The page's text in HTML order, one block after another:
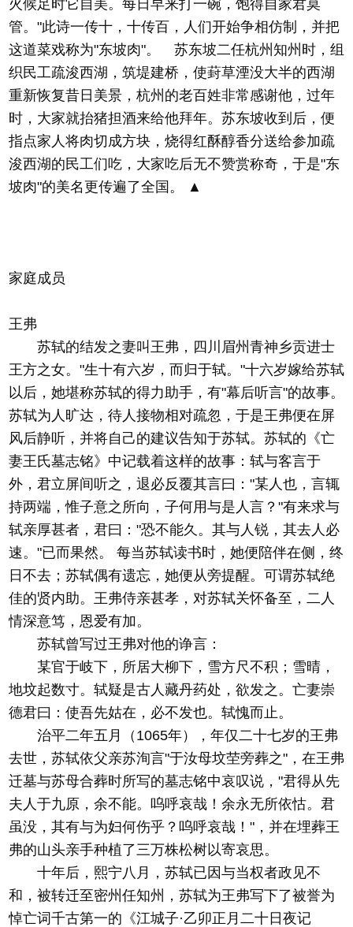
火候足时它自美。每日早来打一碗，饱得自家君莫
管。"此诗一传十，十传百，人们开始争相仿制，并把
这道菜戏称为"东坡肉"。 苏东坡二任杭州知州时，组
织民工疏浚西湖，筑堤建桥，使葑草湮没大半的西湖
重新恢复昔日美景，杭州的老百姓非常感谢他，过年
时，大家就抬猪担酒来给他拜年。苏东坡收到后，便
指点家人将肉切成方块，烧得红酥醇香分送给参加疏
浚西湖的民工们吃，大家吃后无不赞赏称奇，于是"东
坡肉"的美名更传遍了全国。 ▲
家庭成员
王弗
苏轼的结发之妻叫王弗，四川眉州青神乡贡进士
王方之女。"生十有六岁，而归于轼。"十六岁嫁给苏轼
以后，她堪称苏轼的得力助手，有"幕后听言"的故事。
苏轼为人旷达，待人接物相对疏忽，于是王弗便在屏
风后静听，并将自己的建议告知于苏轼。苏轼的《亡
妻王氏墓志铭》中记载着这样的故事：轼与客言于
外，君立屏间听之，退必反覆其言曰："某人也，言辄
持两端，惟子意之所向，子何用与是人言？"有来求与
轼亲厚甚者，君曰："恐不能久。其与人锐，其去人必
速。"已而果然。 每当苏轼读书时，她便陪伴在侧，终
日不去；苏轼偶有遗忘，她便从旁提醒。可谓苏轼绝
佳的贤内助。王弗侍亲甚孝，对苏轼关怀备至，二人
情深意笃，恩爱有加。
苏轼曾写过王弗对他的诤言：
某官于岐下，所居大柳下，雪方尺不积；雪晴，
地坟起数寸。轼疑是古人藏丹药处，欲发之。亡妻崇
德君曰：使吾先姑在，必不发也。轼愧而止。
治平二年五月（1065年），年仅二十七岁的王弗
去世，苏轼依父亲苏洵言"于汝母坟茔旁葬之"，在王弗
迁墓与苏母合葬时所写的墓志铭中哀叹说，"君得从先
夫人于九原，余不能。呜呼哀哉！余永无所依怙。君
虽没，其有与为妇何伤乎？呜呼哀哉！"，并在埋葬王
弗的山头亲手种植了三万株松树以寄哀思。
十年后，熙宁八月，苏轼已因与当权者政见不
和，被转迁至密州任知州，苏轼为王弗写下了被誉为
悼亡词千古第一的《江城子·乙卯正月二十日夜记